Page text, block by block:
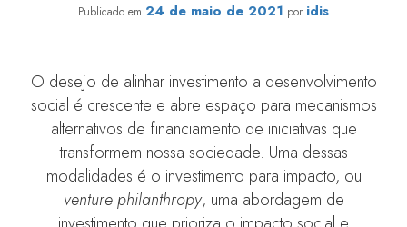
Publicado em 24 de maio de 2021 por idis
O desejo de alinhar investimento a desenvolvimento
social é crescente e abre espaço para mecanismos
alternativos de financiamento de iniciativas que
transformem nossa sociedade. Uma dessas
modalidades é o investimento para impacto, ou
venture philanthropy, uma abordagem de